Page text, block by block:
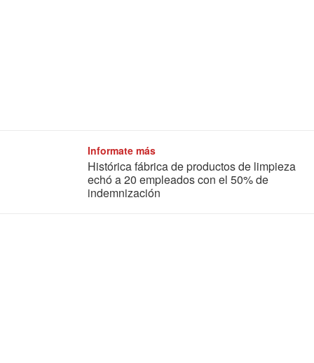
Informate más
Histórica fábrica de productos de limpieza
echó a 20 empleados con el 50% de
indemnización